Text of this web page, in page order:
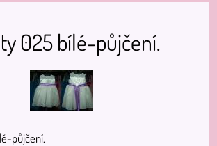
025 bílé-půjčení.
půjčení.